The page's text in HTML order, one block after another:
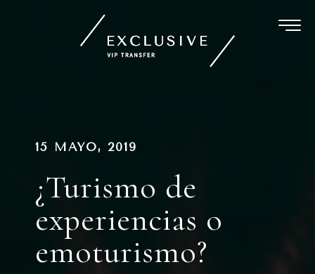
15 MAYO, 2019
¿Turismo de
experiencias o
emoturismo?
Navegación
entradas